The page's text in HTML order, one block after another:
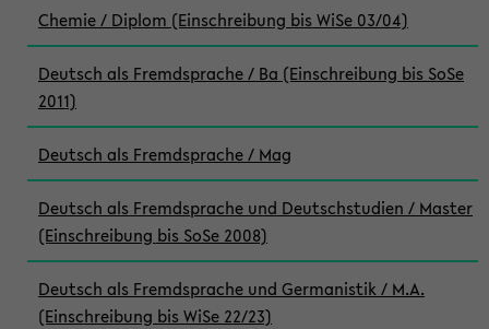
Chemie / Diplom (Einschreibung bis WiSe 03/04)
Deutsch als Fremdsprache / Ba (Einschreibung bis SoSe
2011)
Deutsch als Fremdsprache / Mag
Deutsch als Fremdsprache und Deutschstudien / Master
(Einschreibung bis SoSe 2008)
Deutsch als Fremdsprache und Germanistik / M.A.
(Einschreibung bis WiSe 22/23)